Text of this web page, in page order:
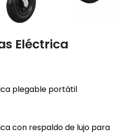
Eléctrica
plegable portátil
con respaldo de lujo para